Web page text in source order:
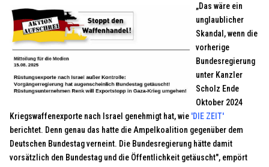
„Das wäre ein
unglaublicher
Skandal, wenn die
vorherige
Bundesregierung
unter Kanzler
Scholz Ende
Oktober 2024
Kriegswaffenexporte nach Israel genehmigt hat, wie 'DIE ZEIT'
berichtet. Denn genau das hatte die Ampelkoalition gegenüber dem
Deutschen Bundestag verneint. Die Bundesregierung hätte damit
vorsätzlich den Bundestag und die Öffentlichkeit getäuscht", empört